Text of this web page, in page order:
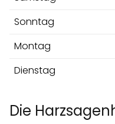
Sonntag
Montag
Dienstag
Die